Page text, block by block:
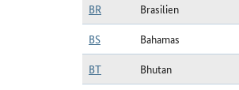
BR
Brasilien
BS
Bahamas
BT
Bhutan